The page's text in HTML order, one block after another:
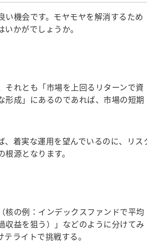
機会です。モヤモヤを解消するため
かがでしょうか。
それとも「市場を上回るリターンで資
成」にあるのであれば、市場の短期
着実な運用を望んでいるのに、リス
源となります。
の例：インデックスファンドで平均
益を狙う）」などのように分けてみ
ライトで挑戦する。